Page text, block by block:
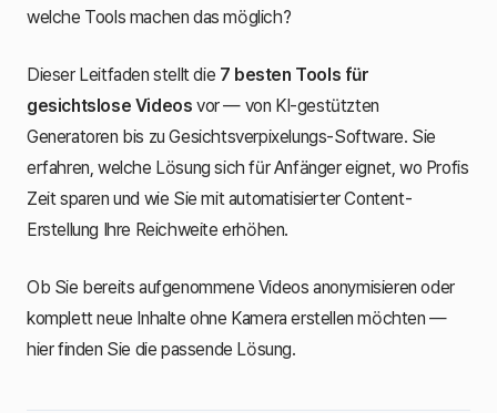
welche Tools machen das möglich?
Dieser Leitfaden stellt die 7 besten Tools für
gesichtslose Videos vor — von KI-gestützten
Generatoren bis zu Gesichtsverpixelungs-Software. Sie
erfahren, welche Lösung sich für Anfänger eignet, wo Profis
Zeit sparen und wie Sie mit automatisierter Content-
Erstellung Ihre Reichweite erhöhen.
Ob Sie bereits aufgenommene Videos anonymisieren oder
komplett neue Inhalte ohne Kamera erstellen möchten —
hier finden Sie die passende Lösung.